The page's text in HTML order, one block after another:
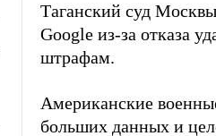
Таганский суд Москвы
Google из-за отказа
штрафам.
Американские
больших данных и